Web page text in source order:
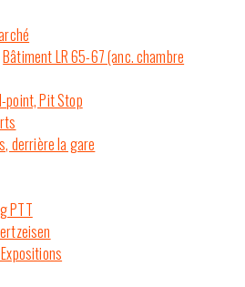
Bâtiment LR 65-67 (anc. chambre
point, Pit Stop
derrière la gare
PTT